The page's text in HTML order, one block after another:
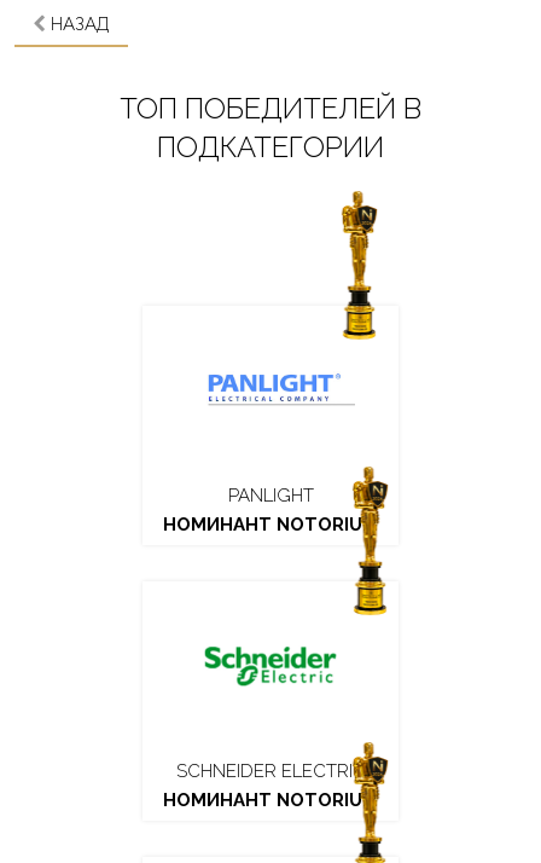
НАЗАД
ТОП ПОБЕДИТЕЛЕЙ В
ПОДКАТЕГОРИИ
PANLIGHT
НОМИНАНТ NOTORIUM
SCHNEIDER ELECTRIC
НОМИНАНТ NOTORIUM